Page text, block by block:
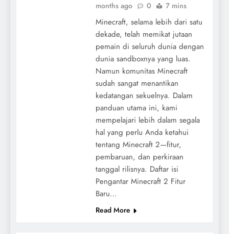
months ago
0 7 mins
Minecraft, selama lebih dari satu
dekade, telah memikat jutaan
pemain di seluruh dunia dengan
dunia sandboxnya yang luas.
Namun komunitas Minecraft
sudah sangat menantikan
kedatangan sekuelnya. Dalam
panduan utama ini, kami
mempelajari lebih dalam segala
hal yang perlu Anda ketahui
tentang Minecraft 2—fitur,
pembaruan, dan perkiraan
tanggal rilisnya. Daftar isi
Pengantar Minecraft 2 Fitur
Baru…
Read More